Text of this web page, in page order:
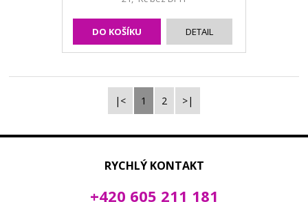
DO KOŠÍKU DETAIL
|< 1 2 >|
RYCHLÝ KONTAKT
+420 605 211 181